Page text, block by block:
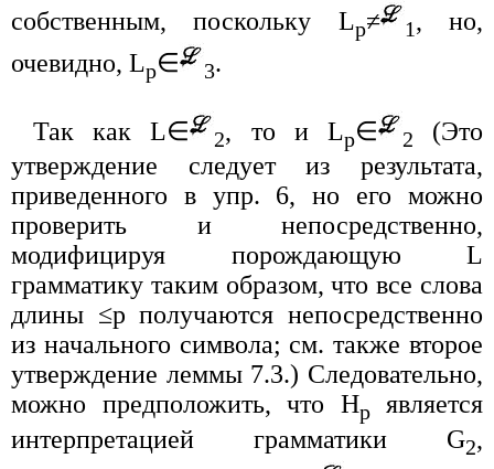
собственным, поскольку Lp≠ 1, но,
очевидно, Lp∈ 3.
Так как L∈ 2, то и Lp∈ 2
(Это
утверждение следует из результата,
приведенного в упр. 6, но его можно
проверить и непосредственно,
модифицируя порождающую L
грамматику таким образом, что все слова
длины ≤p получаются непосредственно
из начального символа; см. также второе
утверждение леммы 7.3.) Следовательно,
можно предположить, что Hp является
интерпретацией грамматики G2,